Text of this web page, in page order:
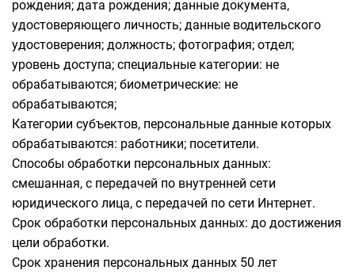
рождения; дата рождения; данные документа,
удостоверяющего личность; данные водительского
удостоверения; должность; фотография; отдел;
уровень доступа; специальные категории: не
обрабатываются; биометрические: не
обрабатываются;
Категории субъектов, персональные данные которых
обрабатываются: работники; посетители.
Способы обработки персональных данных:
смешанная, с передачей по внутренней сети
юридического лица, с передачей по сети Интернет.
Срок обработки персональных данных: до достижения
цели обработки.
Срок хранения персональных данных 50 лет